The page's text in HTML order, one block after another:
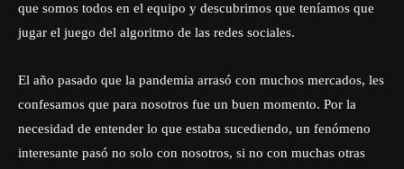
que somos todos en el equipo y descubrimos que teníamos que
jugar el juego del algoritmo de las redes sociales.
El año pasado que la pandemia arrasó con muchos mercados, les
confesamos que para nosotros fue un buen momento. Por la
necesidad de entender lo que estaba sucediendo, un fenómeno
interesante pasó no solo con nosotros, si no con muchas otras